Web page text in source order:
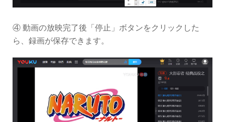
④ 動画の放映完了後「停止」ボタンをクリックした
ら、録画が保存できます。